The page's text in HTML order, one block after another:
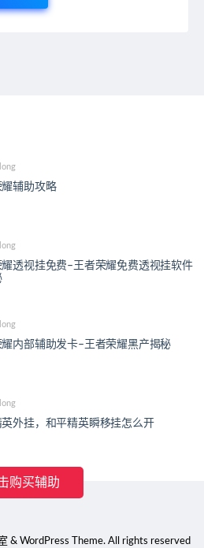
耀辅助攻略
耀透视挂免费–王者荣耀免费透视挂软件
耀内部辅助发卡–王者荣耀黑产揭秘
外挂，和平精英瞬移挂怎么开
& WordPress Theme. All rights reserved
购买辅助